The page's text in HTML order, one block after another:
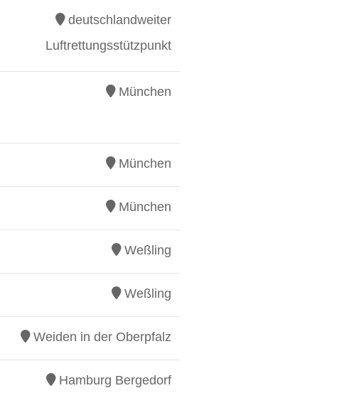
deutschlandweiter
Luftrettungsstützpunkt
München
München
München
Weßling
Weßling
Weiden in der Oberpfalz
Hamburg Bergedorf